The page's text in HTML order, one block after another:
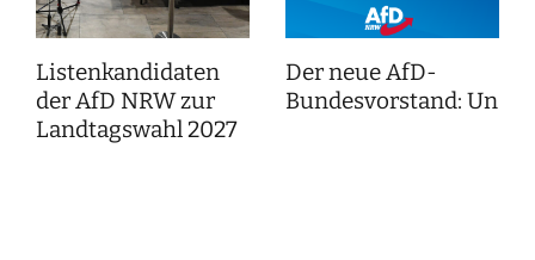
Listenkandidaten
der AfD NRW zur
Landtagswahl 2027
Der neue AfD-
Bundesvorstand: